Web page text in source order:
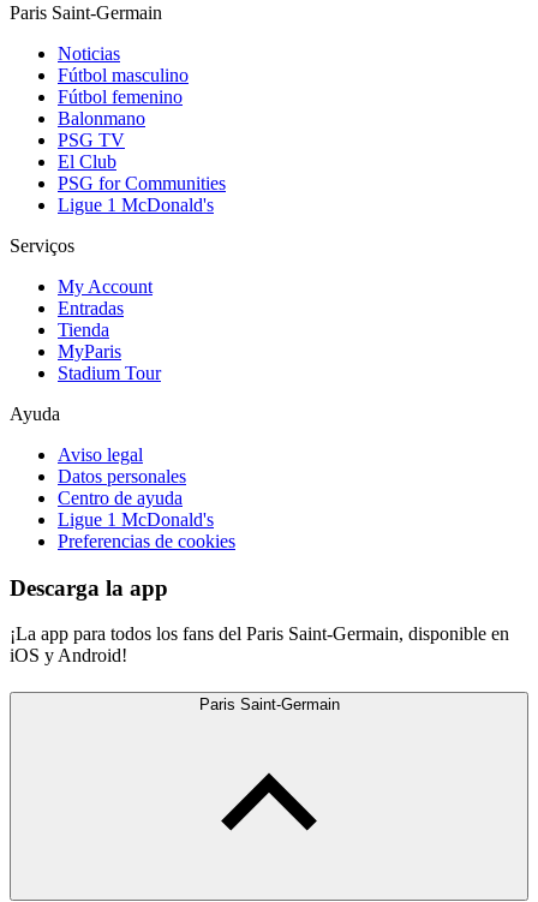
Paris Saint-Germain
Noticias
Fútbol masculino
Fútbol femenino
Balonmano
PSG TV
El Club
PSG for Communities
Ligue 1 McDonald's
Serviços
My Account
Entradas
Tienda
MyParis
Stadium Tour
Ayuda
Aviso legal
Datos personales
Centro de ayuda
Ligue 1 McDonald's
Preferencias de cookies
Descarga la app
¡La app para todos los fans del Paris Saint-Germain, disponible en
iOS y Android!
Paris Saint-Germain